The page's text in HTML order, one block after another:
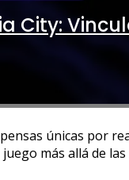
City:
únicas por
más allá de